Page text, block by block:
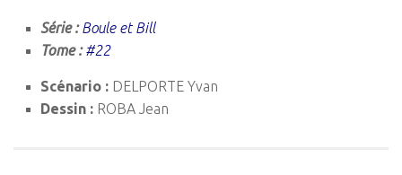
Série : Boule et Bill
Tome :#22
Scénario : DELPORTE Yvan
Dessin : ROBA Jean